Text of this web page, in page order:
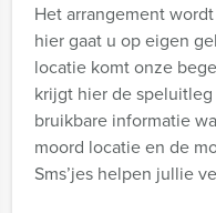
Het arrangement
hier gaat u op eigen
locatie komt onze
krijgt hier de
bruikbare informatie
moord locatie en de
Sms’jes helpen jullie